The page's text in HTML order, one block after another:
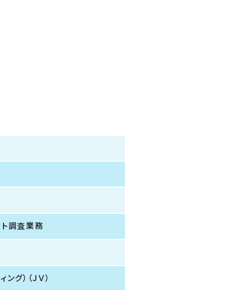
調査業務
）（ＪＶ）